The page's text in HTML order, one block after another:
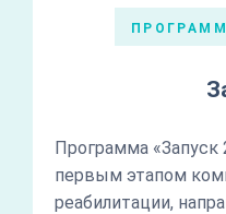
Программа «Запуск
первым этапом
реабилитации,